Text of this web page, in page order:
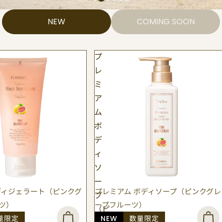
NEW COMING SOON
ジェラート（ピンクグ
限定
プ
レ
ミ
ア
ム
ボ
デ
ィ
ソ
ー
プ
（ピ
プレミアム ボディソープ（ピンクグレ
ープフルーツ）
NEW 数量限定